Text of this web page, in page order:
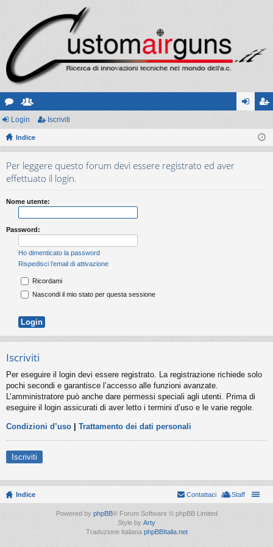
or
u
sc
ritt riv
Login Iscriviti
Indice
Per leggere questo forum devi essere registrato ed aver
effettuato il login.
Nome utente:
Password:
Ho dimenticato la password
Rispedisci l’email di attivazione
Ricordami
Nascondi il mio stato per questa sessione
Iscriviti
Per eseguire il login devi essere registrato. La registrazione richiede solo
pochi secondi e garantisce l’accesso alle funzioni avanzate.
L’amministratore può anche dare permessi speciali agli utenti. Prima di
eseguire il login assicurati di aver letto i termini d’uso e le varie regole.
Condizioni d’uso Trattamento dei dati personali
Iscriviti
Indice Staff
Contattaci
Powered by phpBB® Forum Software © phpBB Limited
Style by Arty
Traduzione Italiana phpBBItalia.net